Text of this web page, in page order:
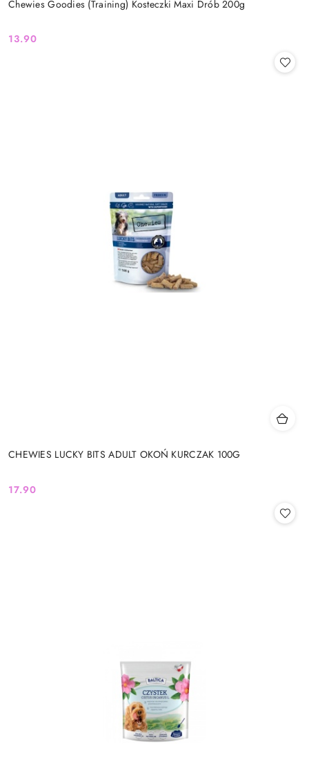
Chewies Goodies (Training) Kosteczki Maxi Drób 200g
Cena:
13.90
CHEWIES LUCKY BITS ADULT OKOŃ KURCZAK 100G
Cena:
17.90